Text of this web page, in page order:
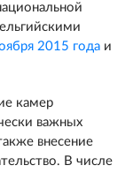
2015 года и
камер
важных
внесение
В числе